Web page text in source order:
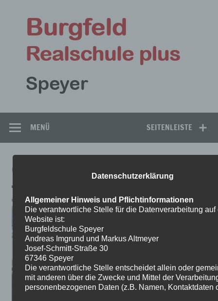
springen
SEITENLEISTE
MENÜ
GO-KART1 Datenschutzerklärung
Allgemeiner Hinweis und Pflichtinformationen
Die verantwortliche Stelle für die Datenverarbeitung auf
Website ist:
Burgfeldschule Speyer
Andreas Imgrund und Markus Altmeyer
Josef-Schmitt-Straße 30
67346 Speyer
Die verantwortliche Stelle entscheidet allein oder
mit anderen über die Zwecke und Mittel der
personenbezogenen Daten (z.B. Namen, Kontaktdaten